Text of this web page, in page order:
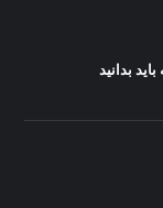
بدانید